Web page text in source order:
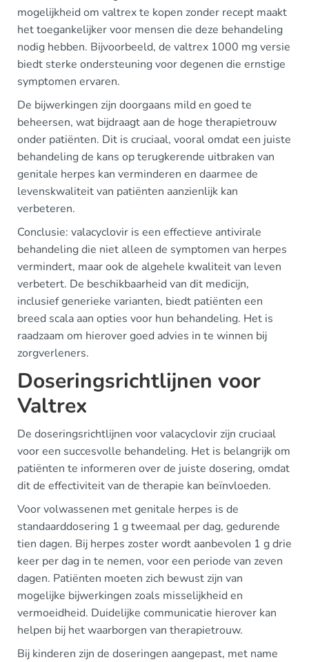
mogelijkheid om valtrex te kopen zonder recept maakt
het toegankelijker voor mensen die deze behandeling
nodig hebben. Bijvoorbeeld, de valtrex 1000 mg versie
biedt sterke ondersteuning voor degenen die ernstige
symptomen ervaren.
De bijwerkingen zijn doorgaans mild en goed te
beheersen, wat bijdraagt aan de hoge therapietrouw
onder patiënten. Dit is cruciaal, vooral omdat een juiste
behandeling de kans op terugkerende uitbraken van
genitale herpes kan verminderen en daarmee de
levenskwaliteit van patiënten aanzienlijk kan
verbeteren.
Conclusie: valacyclovir is een effectieve antivirale
behandeling die niet alleen de symptomen van herpes
vermindert, maar ook de algehele kwaliteit van leven
verbetert. De beschikbaarheid van dit medicijn,
inclusief generieke varianten, biedt patiënten een
breed scala aan opties voor hun behandeling. Het is
raadzaam om hierover goed advies in te winnen bij
zorgverleners.
Doseringsrichtlijnen voor
Valtrex
De doseringsrichtlijnen voor valacyclovir zijn cruciaal
voor een succesvolle behandeling. Het is belangrijk om
patiënten te informeren over de juiste dosering, omdat
dit de effectiviteit van de therapie kan beïnvloeden.
Voor volwassenen met genitale herpes is de
standaarddosering 1 g tweemaal per dag, gedurende
tien dagen. Bij herpes zoster wordt aanbevolen 1 g drie
keer per dag in te nemen, voor een periode van zeven
dagen. Patiënten moeten zich bewust zijn van
mogelijke bijwerkingen zoals misselijkheid en
vermoeidheid. Duidelijke communicatie hierover kan
helpen bij het waarborgen van therapietrouw.
Bij kinderen zijn de doseringen aangepast, met name